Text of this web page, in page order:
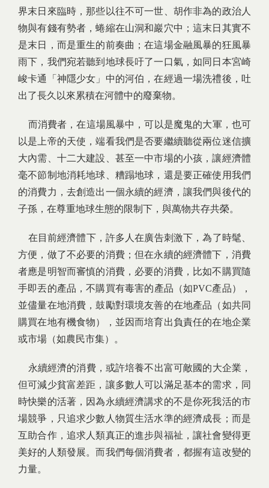
界末日來臨時，那些以往不可一世、胡作非為的政治人
物與有錢有勢者，蜷縮在山洞和巖穴中；這末日其實不
是末日，而是重生的前奏曲；在這場金融風暴的狂風暴
雨下，我們宛若聽到地球長吁了一口氣，如同日本宮崎
峻卡通「神隱少女」中的河伯，在經過一場洗禮後，吐
出了長久以來累積在河體中的廢棄物。
而消費者，在這場風暴中，可以是魔鬼的大軍，也可
以是上帝的天使，端看我們是否要繼續聽從兩位迷信擴
大內需、十二大建設、甚至一中市場的小孩，讓經濟體
毫不節制地消耗地球、糟蹋地球，還是要正確使用我們
的消費力，去創造出一個永續的經濟，讓我們與後代的
子孫，在尊重地球生態的限制下，與萬物共存共榮。
在目前經濟體下，許多人在廣告刺激下，為了時髦、
方便，做了不必要的消費；但在永續的經濟體下，消費
者應是明智而審慎的消費，必要的消費，比如不購買隨
手即丟的產品，不購買有毒害的產品（如PVC產品），
並儘量在地消費，鼓勵對環境友善的在地產品（如共同
購買在地有機食物），並因而培育出負責任的在地企業
或市場（如農民市集）。
永續經濟的消費，或許培養不出富可敵國的大企業，
但可減少貧富差距，讓多數人可以滿足基本的需求，同
時快樂的活著，因為永續經濟講求的不是你死我活的市
場競爭，只追求少數人物質生活水準的經濟成長；而是
互助合作，追求人類真正的進步與福祉，讓社會變得更
美好的人類發展。而我們每個消費者，都握有這改變的
力量。